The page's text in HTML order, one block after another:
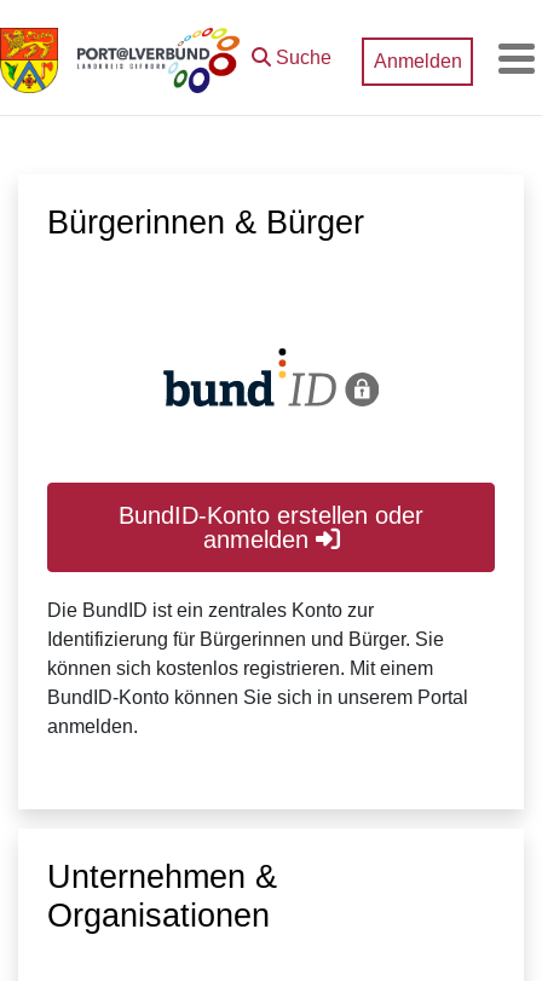
Suche Anmelden
Bürgerinnen & Bürger
BundID-Konto erstellen oder
anmelden
Die BundID ist ein zentrales Konto zur
Identifizierung für Bürgerinnen und Bürger. Sie
können sich kostenlos registrieren. Mit einem
BundID-Konto können Sie sich in unserem Portal
anmelden.
Unternehmen &
Organisationen